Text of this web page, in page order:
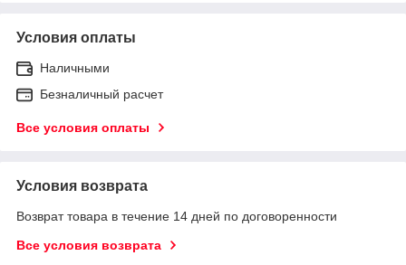
Условия оплаты
Наличными
Безналичный расчет
Все условия оплаты
Условия возврата
Возврат товара в течение 14 дней по договоренности
Все условия возврата